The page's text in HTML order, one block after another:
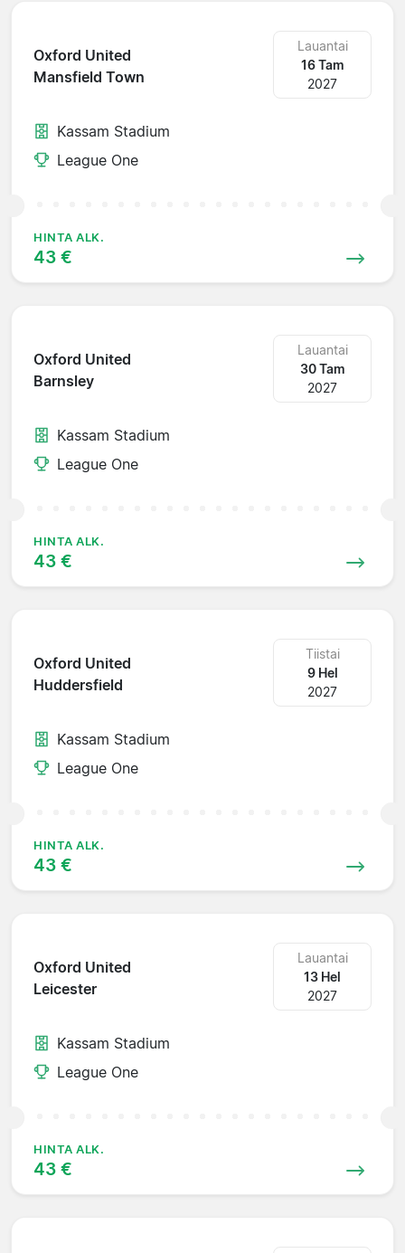
Oxford United
Mansfield Town
Lauantai
16 Tam
2027
Kassam Stadium
League One
HINTA ALK.
43 €
Oxford United
Barnsley
Lauantai
30 Tam
2027
Kassam Stadium
League One
HINTA ALK.
43 €
Oxford United
Huddersfield
Tiistai
9 Hel
2027
Kassam Stadium
League One
HINTA ALK.
43 €
Oxford United
Leicester
Lauantai
13 Hel
2027
Kassam Stadium
League One
HINTA ALK.
43 €